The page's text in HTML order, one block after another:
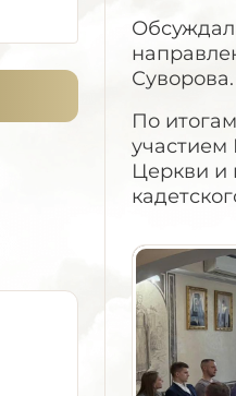
Суворова.
По
Церкви и